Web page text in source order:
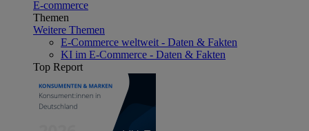
E-commerce
Themen
Weitere Themen
E-Commerce weltweit - Daten & Fakten
KI im E-Commerce - Daten & Fakten
Top Report